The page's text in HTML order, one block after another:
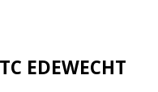
EDEWECHT